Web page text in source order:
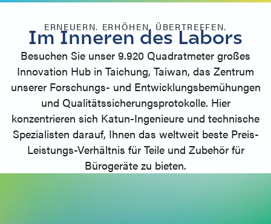
ERNEUERN. ERHÖHEN. ÜBERTREFFEN.
Im Inneren des Labors
Besuchen Sie unser 9.920 Quadratmeter großes
Innovation Hub in Taichung, Taiwan, das Zentrum
unserer Forschungs- und Entwicklungsbemühungen
und Qualitätssicherungsprotokolle. Hier
konzentrieren sich Katun-Ingenieure und technische
Spezialisten darauf, Ihnen das weltweit beste Preis-
Leistungs-Verhältnis für Teile und Zubehör für
Bürogeräte zu bieten.